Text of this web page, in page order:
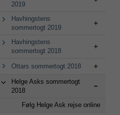
2019
Havhingstens
sommertogt 2019
Havhingstens
sommertogt 2018
Ottars sommertogt 2018
Helge Asks sommertogt
2018
Følg Helge Ask rejse online